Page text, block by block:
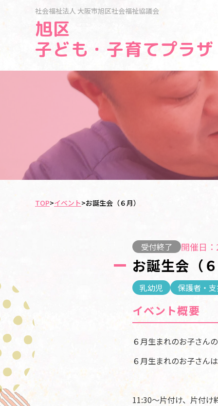
社会福祉法人 大阪市旭区社会福祉協議会
旭区
子ども・子育てプラザ
TOP>イベント>お誕生会（６月）
受付終了 開催日
お誕生会（
乳幼児 保護者・
イベント概要
６月生まれのお子さん
６月生まれのお子さん
11:30～片付け、片付け